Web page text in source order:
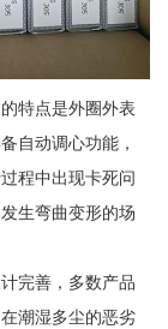
特点是外圈外表
自动调心功能，
程中出现卡死问
生弯曲变形的场
完善，多数产品
潮湿多尘的恶劣